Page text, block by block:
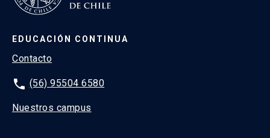
EDUCACIÓN CONTINUA
Contacto
phone (56) 95504 6580
Nuestros campus